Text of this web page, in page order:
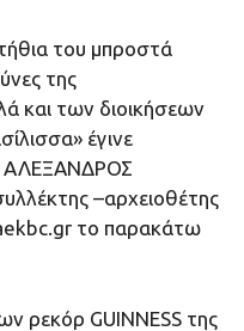
του μπροστά
της
και των διοικήσεων
έγινε
ΑΛΕΞΑΝΔΡΟΣ
–αρχειοθέτης
το παρακάτω
ρεκόρ GUINNESS της